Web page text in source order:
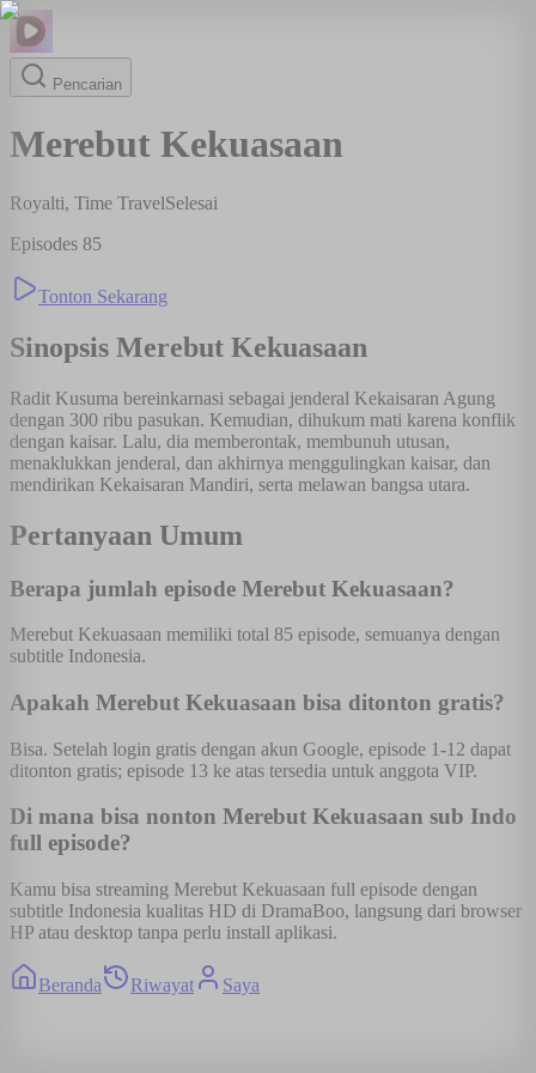
Pencarian
Merebut Kekuasaan
Royalti, Time TravelSelesai
Episodes 85
Tonton Sekarang
Sinopsis Merebut Kekuasaan
Radit Kusuma bereinkarnasi sebagai jenderal Kekaisaran Agung
dengan 300 ribu pasukan. Kemudian, dihukum mati karena konflik
dengan kaisar. Lalu, dia memberontak, membunuh utusan,
menaklukkan jenderal, dan akhirnya menggulingkan kaisar, dan
mendirikan Kekaisaran Mandiri, serta melawan bangsa utara.
Pertanyaan Umum
Berapa jumlah episode Merebut Kekuasaan?
Merebut Kekuasaan memiliki total 85 episode, semuanya dengan
subtitle Indonesia.
Apakah Merebut Kekuasaan bisa ditonton gratis?
Bisa. Setelah login gratis dengan akun Google, episode 1-12 dapat
ditonton gratis; episode 13 ke atas tersedia untuk anggota VIP.
Di mana bisa nonton Merebut Kekuasaan sub Indo
full episode?
Kamu bisa streaming Merebut Kekuasaan full episode dengan
subtitle Indonesia kualitas HD di DramaBoo, langsung dari browser
HP atau desktop tanpa perlu install aplikasi.
Beranda Riwayat Saya